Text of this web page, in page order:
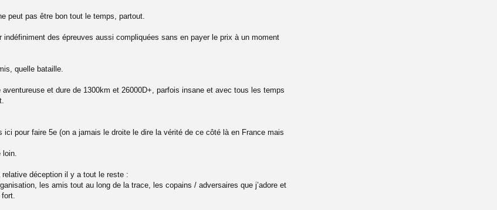
peut pas être bon tout le temps, partout.
indéfiniment des épreuves aussi compliquées sans en payer le prix à un moment
quelle bataille.
aventureuse et dure de 1300km et 26000D+, parfois insane et avec tous les temps
ici pour faire 5e (on a jamais le droite le dire la vérité de ce côté là en France mais
relative déception il y a tout le reste :
les amis tout au long de la trace, les copains / adversaires que j’adore et